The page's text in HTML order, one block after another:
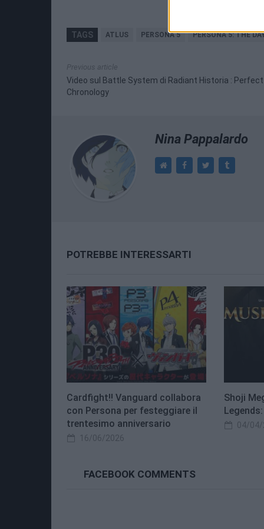
TAGS ATLUS PERSONA 5 PERSONA 5: THE
Previous article
Video sul Battle System di Radiant Historia : Perfect
Chronology
Nina Pappalardo
POTREBBE INTERESSARTI
Cardfight!! Vanguard collabora
con Persona per festeggiare il
trentesimo anniversario
16/06/2026
Shoji
04/04/
FACEBOOK COMMENTS